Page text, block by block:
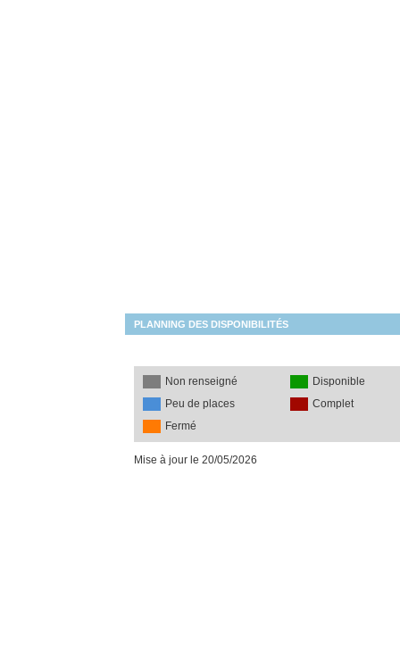
PLANNING DES DISPONIBILITÉS
Non renseigné
Disponible
Peu de places
Complet
Fermé
Mise à jour le 20/05/2026